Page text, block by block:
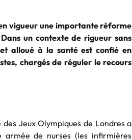
vigueur une importante réforme
un contexte de rigueur sans
alloué à la santé est confié en
chargés de réguler le recours
Jeux Olympiques de Londres a
de nurses (les infirmières